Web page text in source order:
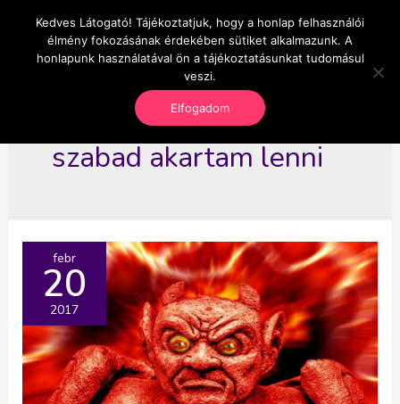
content
OnlineSeedsMan
Üzlet és szabadság
Main
szabad akartam lenni
febr
20
2017
Kedves Látogató! Tájékoztatjuk, hogy a honlap felhasználói
élmény fokozásának érdekében sütiket alkalmazunk. A
honlapunk használatával ön a tájékoztatásunkat tudomásul
veszi.
Elfogadom